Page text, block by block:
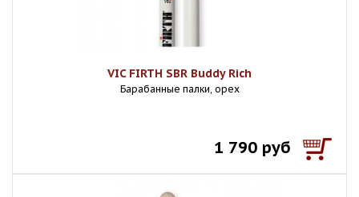
VIC FIRTH SBR Buddy Rich
Барабанные палки, орех
1 790 руб